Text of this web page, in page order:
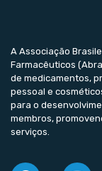
A Associação
Farmacêuticos
de medicamentos,
pessoal e
para o
membros,
serviços.